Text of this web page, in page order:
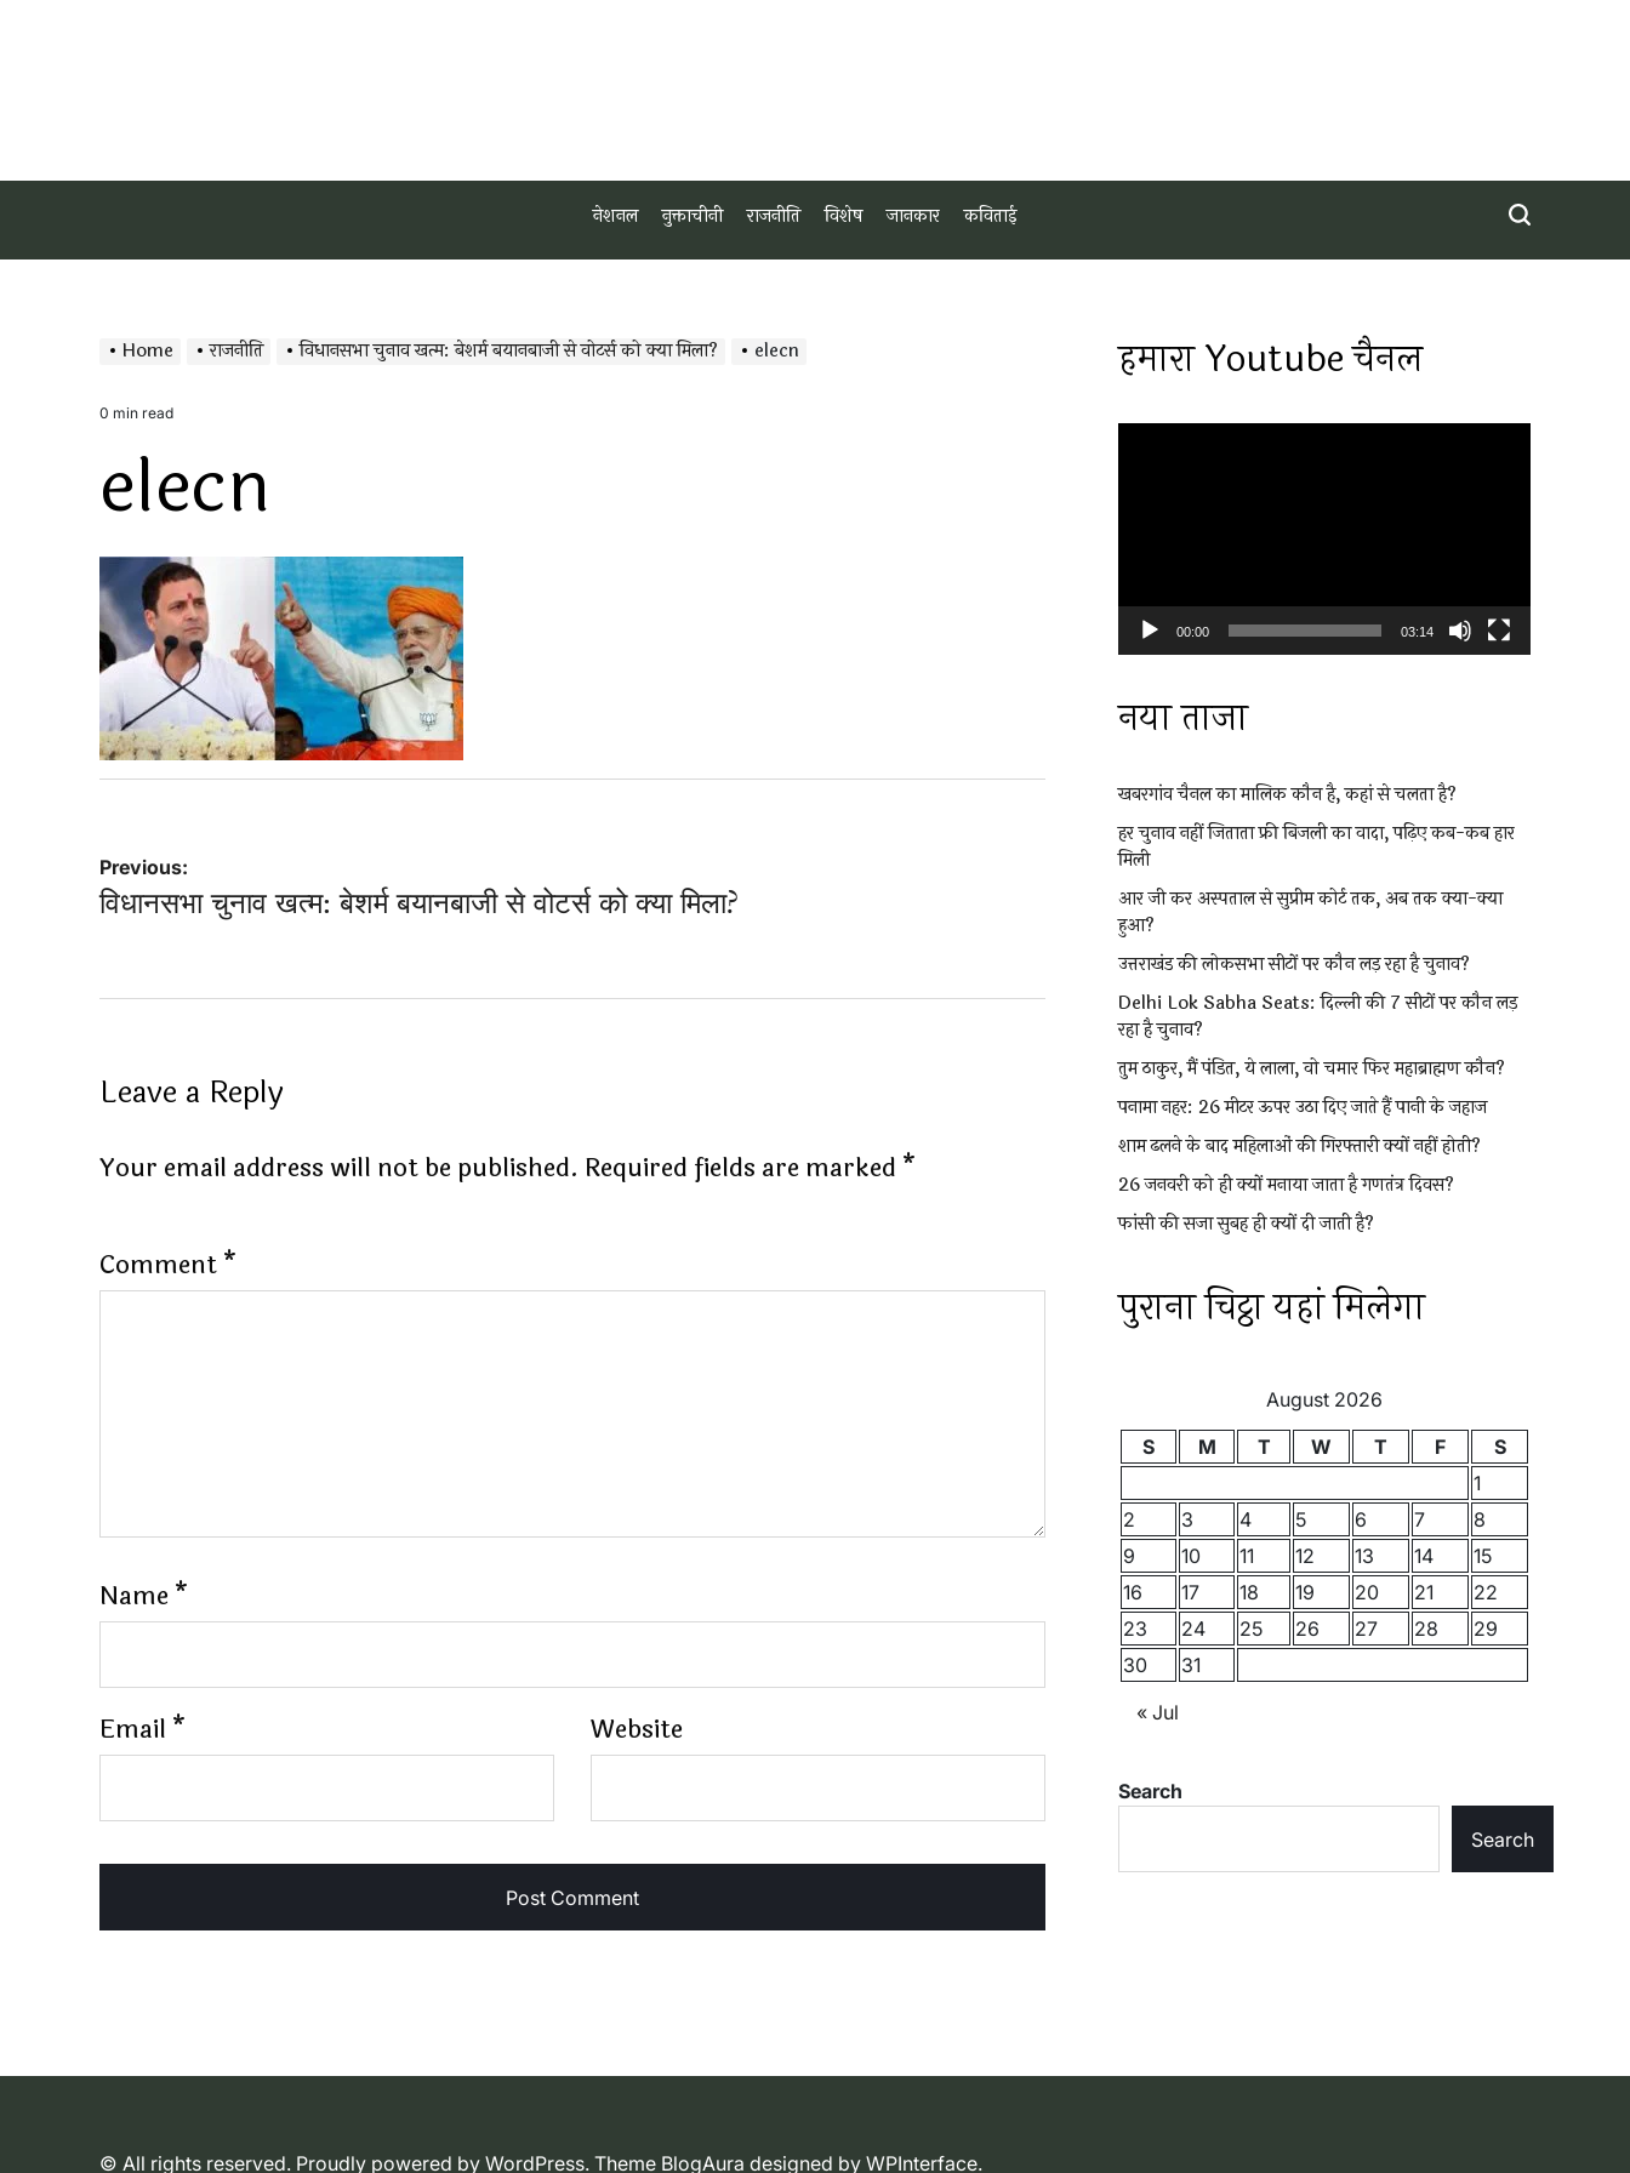
नेशनल नुक्ताचीनी राजनीति विशेष जानकार कविताई
Home राजनीति विधानसभा चुनाव खत्म: बेशर्म बयानबाजी से वोटर्स को क्या मिला? elecn
Estimated
0 min read
elecn
Post
navigation
Previous:
विधानसभा चुनाव खत्म: बेशर्म बयानबाजी से वोटर्स को क्या मिला?
Leave a Reply
Your email address will not be published. Required fields are marked *
Comment*
Name *
Email * Website
हमारा Youtube चैनल
00:00 03:14
नया ताजा
खबरगांव चैनल का मालिक कौन है, कहां से चलता है?
हर चुनाव नहीं जिताता फ्री बिजली का वादा, पढ़िए कब-कब हार
मिली
आर जी कर अस्पताल से सुप्रीम कोर्ट तक, अब तक क्या-क्या
हुआ?
उत्तराखंड की लोकसभा सीटों पर कौन लड़ रहा है चुनाव?
Delhi Lok Sabha Seats: दिल्ली की 7 सीटों पर कौन लड़
रहा है चुनाव?
तुम ठाकुर, मैं पंडित, ये लाला, वो चमार फिर महाब्राह्मण कौन?
पनामा नहर: 26 मीटर ऊपर उठा दिए जाते हैं पानी के जहाज
शाम ढलने के बाद महिलाओं की गिरफ्तारी क्यों नहीं होती?
26 जनवरी को ही क्यों मनाया जाता है गणतंत्र दिवस?
फांसी की सजा सुबह ही क्यों दी जाती है?
पुराना चिट्ठा यहां मिलेगा
August 2026
S
M T W T F
S
1
2
3 4 5 6 7
8
9
10 11 12 13 14
15
16
17 18 19 20 21
22
23
24 25 26 27 28
29
30
31
« Jul
Search
Search
© All rights reserved. Proudly powered by WordPress. Theme BlogAura designed by WPInterface.